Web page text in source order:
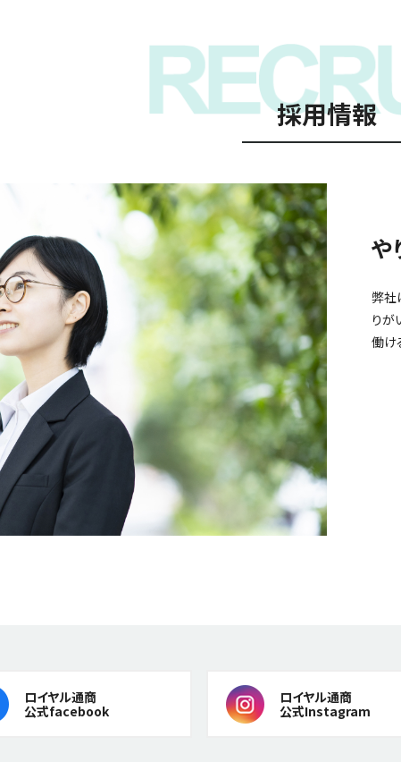
採用情報
や
弊社
りが
働け
ロイヤル通商
公式facebook
ロイヤル通商
公式Instagram